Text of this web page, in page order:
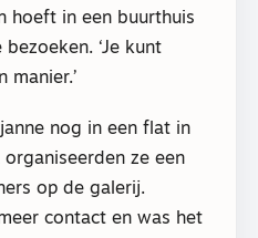
hoeft in een buurthuis
‘Je kunt
manier.’
nog in een flat in
ze een
op de galerij.
contact en was het